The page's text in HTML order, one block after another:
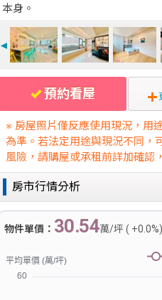
本身。
◄
預約看屋
※ 房屋照片僅反應使用現況，用
為準。若法定用途與現況不同，
風險，請購屋或承租前詳加確認
房市行情分析
物件單價： 30.54萬/坪 (